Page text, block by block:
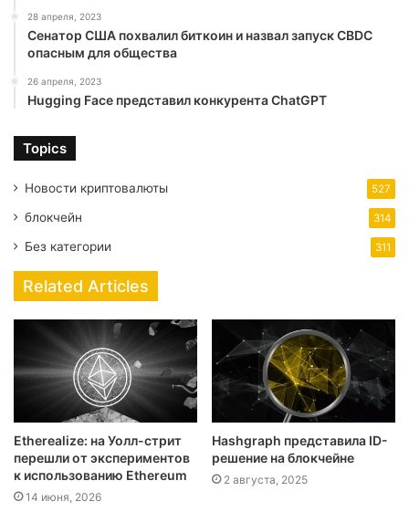
28 апреля, 2023
Сенатор США похвалил биткоин и назвал запуск CBDC
опасным для общества
26 апреля, 2023
Hugging Face представил конкурента ChatGPT
Topics
Новости криптовалюты 527
блокчейн 314
Без категории 311
Related Articles
Etherealize: на Уолл-стрит
перешли от экспериментов
к использованию Ethereum
14 июня, 2026
Hashgraph представила ID-
решение на блокчейне
2 августа, 2025